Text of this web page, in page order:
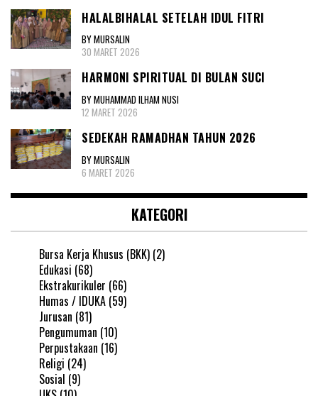
HALALBIHALAL SETELAH IDUL FITRI
BY MURSALIN
30 MARET 2026
HARMONI SPIRITUAL DI BULAN SUCI
BY MUHAMMAD ILHAM NUSI
12 MARET 2026
SEDEKAH RAMADHAN TAHUN 2026
BY MURSALIN
6 MARET 2026
KATEGORI
Bursa Kerja Khusus (BKK) (2)
Edukasi (68)
Ekstrakurikuler (66)
Humas / IDUKA (59)
Jurusan (81)
Pengumuman (10)
Perpustakaan (16)
Religi (24)
Sosial (9)